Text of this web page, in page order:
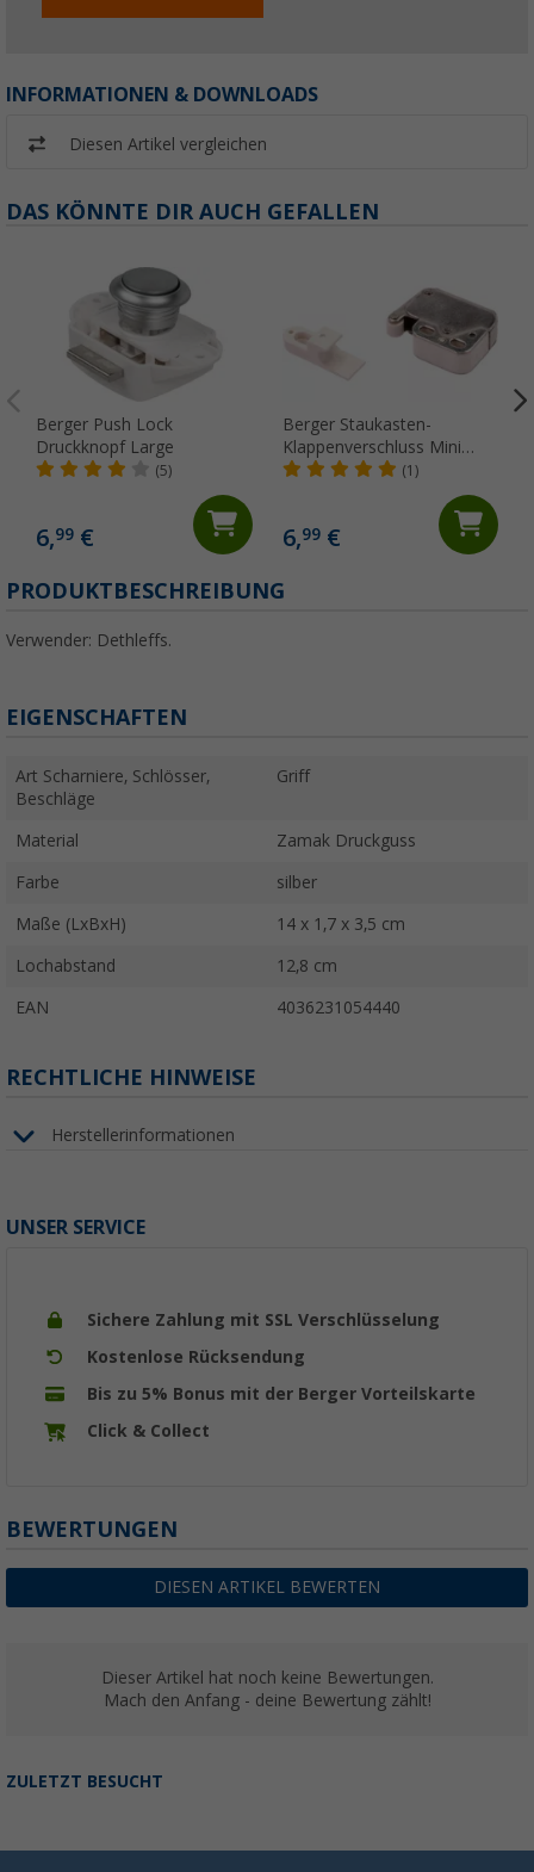
INFORMATIONEN & DOWNLOADS
Diesen Artikel vergleichen
DAS KÖNNTE DIR AUCH GEFALLEN
Berger Push Lock
Druckknopf Large
(5)
6,99 €
Berger Staukasten-
Klappenverschluss Mini
Latch
(1)
6,99€
PRODUKTBESCHREIBUNG
Verwender: Dethleffs.
EIGENSCHAFTEN
Art Scharniere, Schlösser,
Beschläge
Griff
Material Zamak Druckguss
Farbe silber
Maße (LxBxH) 14 x 1,7 x 3,5 cm
Lochabstand 12,8 cm
EAN 4036231054440
RECHTLICHE HINWEISE
Herstellerinformationen
UNSER SERVICE
Sichere Zahlung mit SSL Verschlüsselung
Kostenlose Rücksendung
Bis zu 5% Bonus mit der Berger Vorteilskarte
Click & Collect
BEWERTUNGEN
DIESEN ARTIKEL BEWERTEN
Dieser Artikel hat noch keine Bewertungen.
Mach den Anfang - deine Bewertung zählt!
ZULETZT BESUCHT